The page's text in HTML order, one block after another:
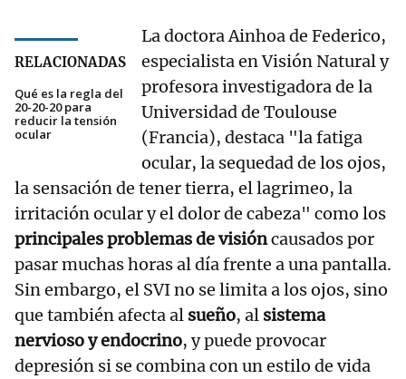
RELACIONADAS
Qué es la regla del
20-20-20 para
reducir la tensión
ocular
La doctora Ainhoa de Federico,
especialista en Visión Natural y
profesora investigadora de la
Universidad de Toulouse
(Francia), destaca "la fatiga
ocular, la sequedad de los ojos,
la sensación de tener tierra, el lagrimeo, la
irritación ocular y el dolor de cabeza" como los
principales problemas de visióncausados por
pasar muchas horas al día frente a una pantalla.
Sin embargo, el SVI no se limita a los ojos, sino
que también afecta al sueño, al sistema
nervioso y endocrino, y puede provocar
depresión si se combina con un estilo de vida